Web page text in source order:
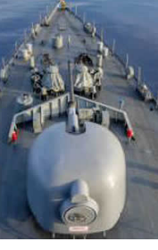
Trova qui tutti i prodotti Furuno